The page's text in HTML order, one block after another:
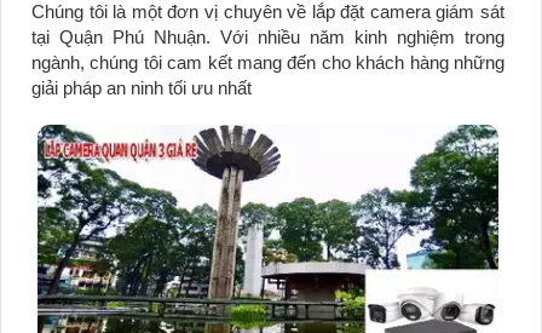
Chúng tôi là một đơn vị chuyên về lắp đặt camera giám sát
tại Quận Phú Nhuận. Với nhiều năm kinh nghiệm trong
ngành, chúng tôi cam kết mang đến cho khách hàng những
giải pháp an ninh tối ưu nhất